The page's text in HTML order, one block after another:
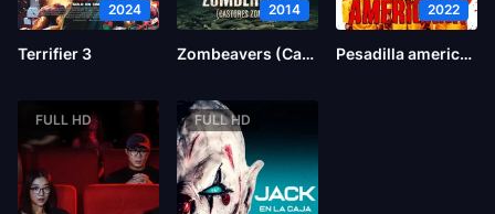
2024
Terrifier 3
2014
Zombeavers (Castores zombies)
2022
Pesadilla americana
FULL HD FULL HD